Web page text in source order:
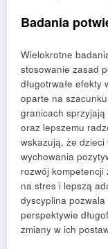
Badania
Wielokrotne
stosowanie zasad
długotrwałe
oparte na
granicach sprzyjają
oraz lepszemu
wskazują, że
wychowania
rozwój
na stres i lepszą
dyscyplina
perspektywie
zmiany w ich